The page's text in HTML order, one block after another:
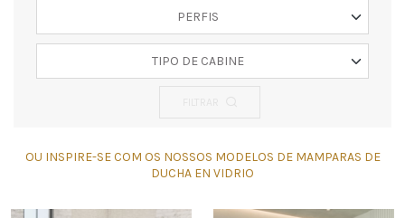
PERFIS
TIPO DE CABINE
OU INSPIRE-SE COM OS NOSSOS MODELOS DE MAMPARAS DE
DUCHA EN VIDRIO